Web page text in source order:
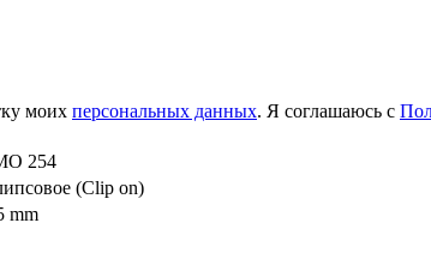
моих персональных данных. Я соглашаюсь с
254
(Clip on)
mm